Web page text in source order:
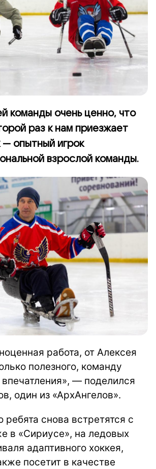
команды очень ценно, что
раз к нам приезжает
— опытный игрок
взрослой команды.
работа, от Алексея
полезного, команду
— поделился
один из «АрхАнгелов».
снова встретятся с
в «Сириусе», на ледовых
адаптивного хоккея,
посетит в качестве